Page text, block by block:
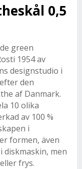
0,5
green
1954 av
designstudio i
den
af Danmark.
10 olika
av 100 %
i
formen, även
diskmaskin, men
frys.